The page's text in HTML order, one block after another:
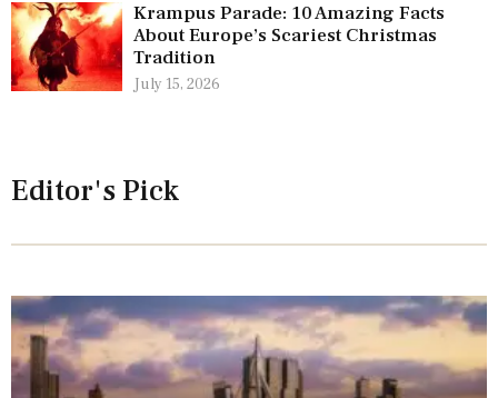
Krampus Parade: 10 Amazing Facts
About Europe’s Scariest Christmas
Tradition
July 15, 2026
Editor's Pick